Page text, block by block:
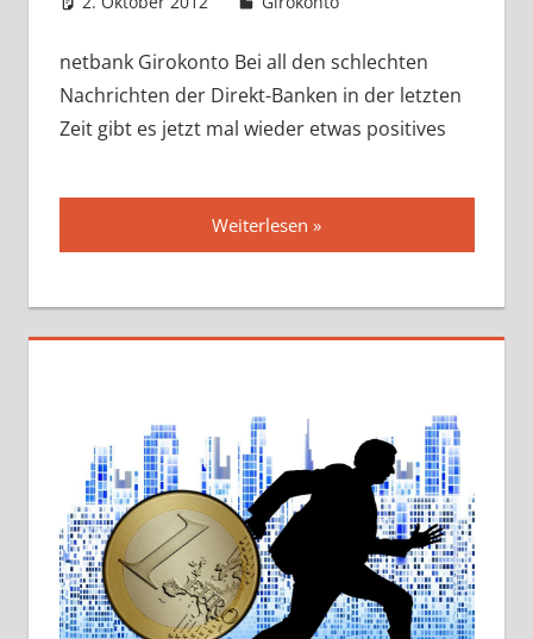
netbank Girokonto Bei all den schlechten
Nachrichten der Direkt-Banken in der letzten
Zeit gibt es jetzt mal wieder etwas positives
Weiterlesen